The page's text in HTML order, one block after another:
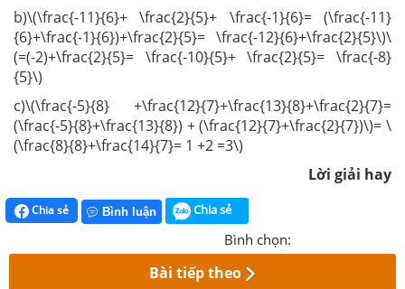
b)\(\frac{-11}{6}+ \frac{2}{5}+ \frac{-1}{6}= (\frac{-11}
{6}+\frac{-1}{6})+\frac{2}{5}= \frac{-12}{6}+\frac{2}{5}\)\
(=(-2)+\frac{2}{5}= \frac{-10}{5}+ \frac{2}{5}= \frac{-8}
{5}\)
c)\(\frac{-5}{8} +\frac{12}{7}+\frac{13}{8}+\frac{2}{7}=
(\frac{-5}{8}+\frac{13}{8}) + (\frac{12}{7}+\frac{2}{7})\)= \
(\frac{8}{8}+\frac{14}{7}= 1 +2 =3\)
Lời giải hay
Chia sẻ Bình luận Chia sẻ
Bình chọn:
Bài tiếp theo